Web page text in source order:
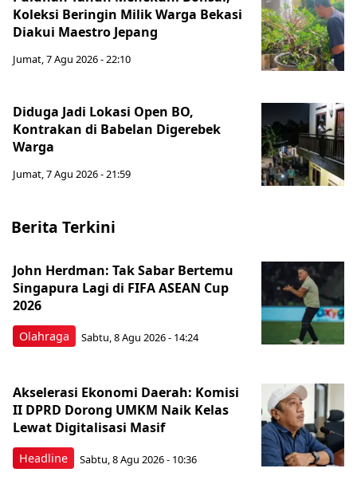
Koleksi Beringin Milik Warga Bekasi
Diakui Maestro Jepang
Jumat, 7 Agu 2026 - 22:10
Diduga Jadi Lokasi Open BO,
Kontrakan di Babelan Digerebek
Warga
Jumat, 7 Agu 2026 - 21:59
Berita Terkini
Olahraga
John Herdman: Tak Sabar Bertemu
Singapura Lagi di FIFA ASEAN Cup
2026
Sabtu, 8 Agu 2026 - 14:24
Headline
Akselerasi Ekonomi Daerah: Komisi
II DPRD Dorong UMKM Naik Kelas
Lewat Digitalisasi Masif
Sabtu, 8 Agu 2026 - 10:36